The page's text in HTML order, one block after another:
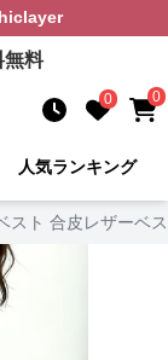
無料
0 0
人気ランキング
スト 合皮レザーベ